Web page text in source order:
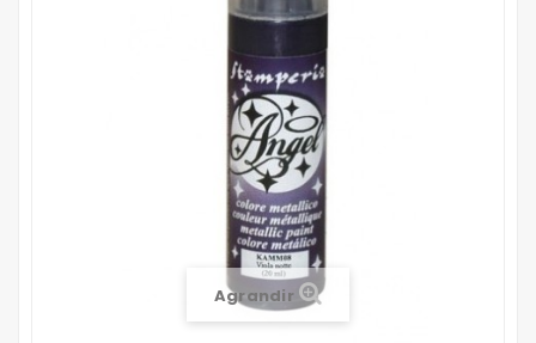
Agrandir